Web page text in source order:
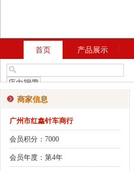
首页 产品展示
商家信息
广州市红鑫针车商行
会员积分：7000
会员年度：第4年